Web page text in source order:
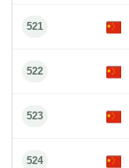
521
522
523
524